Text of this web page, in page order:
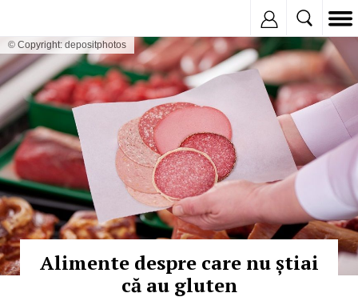
© Copyright: depositphotos
Alimente despre care nu știai
că au gluten